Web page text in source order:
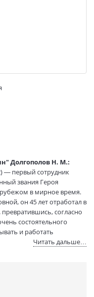
Долгополов Н. М.:
— первый сотрудник
звания Героя
в мирное время.
он 45 лет отработал в
согласно
состоятельного
и работать
из них его "контактами"
Тегеранской
заметно
Читать дальше…